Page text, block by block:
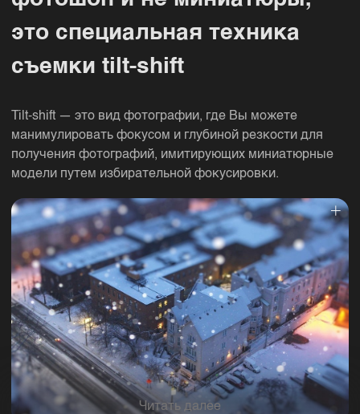
это специальная техника
съемки tilt-shift
Tilt-shift — это вид фотографии, где Вы можете
манимулировать фокусом и глубиной резкости для
получения фотографий, имитирующих миниатюрные
модели путем избирательной фокусировки.
Читать далее